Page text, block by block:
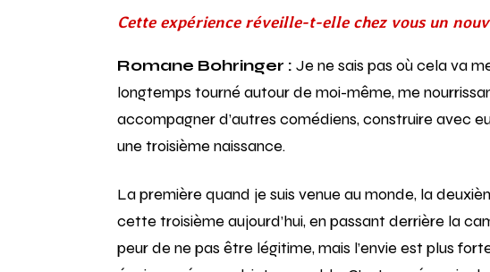
Cette expérience réveille-t-elle chez vous un
Romane Bohringer : Je ne sais pas où cela va
longtemps tourné autour de moi-même, me
accompagner d’autres comédiens, construire avec
une troisième naissance.
La première quand je suis venue au monde, la
cette troisième aujourd’hui, en passant derrière la
peur de ne pas être légitime, mais l’envie est plus